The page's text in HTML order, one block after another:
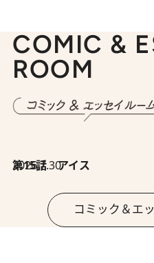
COMIC &
ROOM
2026.7.30
第15話 アイス
コミック＆エ